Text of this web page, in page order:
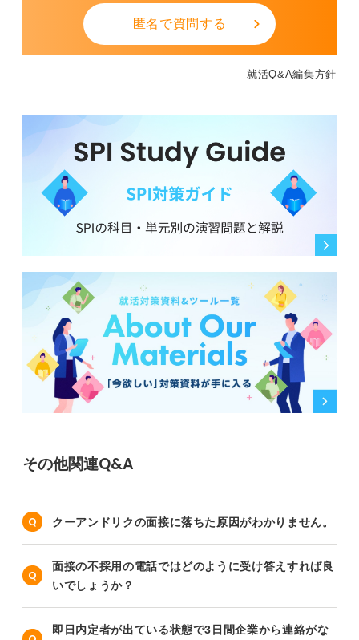
匿名で質問する
就活Q&A編集方針
その他関連Q&A
クーアンドリクの面接に落ちた原因がわかりません。
面接の不採用の電話ではどのように受け答えすれば良
いでしょうか？
即日内定者が出ている状態で3日間企業から連絡がな